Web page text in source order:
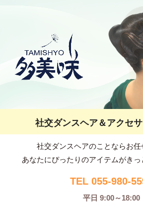
社交ダンスヘア＆アクセ
社交ダンスヘアのことならお任
あなたにぴったりのアイテムがきっ
TEL 055-980-
平日 9:00～18:00